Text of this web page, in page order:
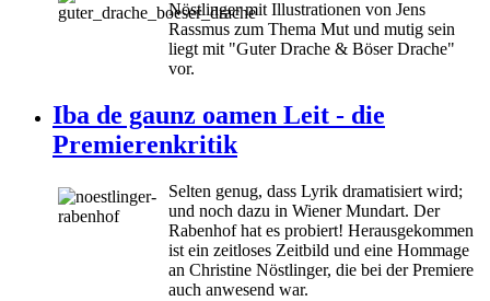
Nöstlinger mit Illustrationen von Jens
Rassmus zum Thema Mut und mutig sein
liegt mit "Guter Drache & Böser Drache"
vor.
Iba de gaunz oamen Leit - die
Premierenkritik
Selten genug, dass Lyrik dramatisiert wird;
und noch dazu in Wiener Mundart. Der
Rabenhof hat es probiert! Herausgekommen
ist ein zeitloses Zeitbild und eine Hommage
an Christine Nöstlinger, die bei der Premiere
auch anwesend war.